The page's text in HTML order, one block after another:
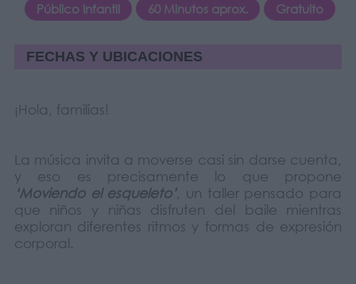
Público Infantil 60 Minutos aprox. Gratuito
FECHAS Y UBICACIONES
¡Hola, familias!
La música invita a moverse casi sin darse cuenta,
y eso es precisamente lo que propone
‘Moviendo el esqueleto’, un taller pensado para
que niños y niñas disfruten del baile mientras
exploran diferentes ritmos y formas de expresión
corporal.